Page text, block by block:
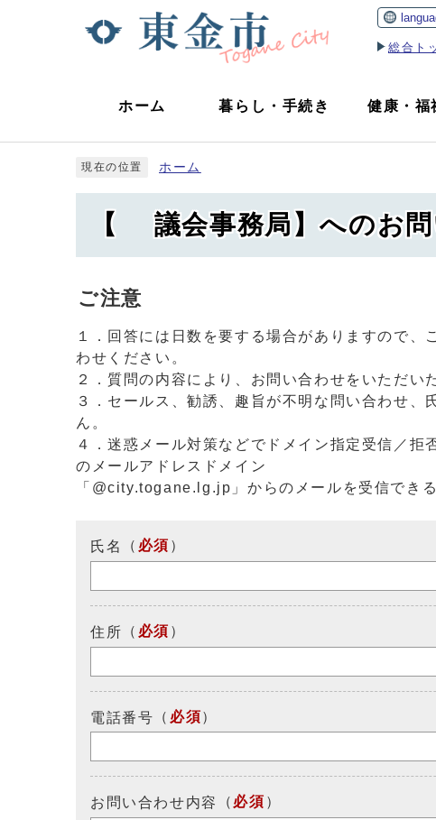
総合ト
ホーム 暮らし ・ 手続き 健康 ・福
現在の位置 ホーム
【 議会事務局】へのお
ご注意
１．回答には日数を要する場合がありますので
わせください。
２．質問の内容により、お問い合わせをいただい
３．セールス、勧誘、趣旨が不明な問い合わせ
ん。
４．迷惑メール対策などでドメイン指定受信／
のメールアドレスドメイン
「@city.togane.lg.jp」からのメールを受信でき
氏名 （ 必須 ）
住所 （ 必須 ）
電話番号 （ 必須）
お問い合わせ内容 （ 必須 ）